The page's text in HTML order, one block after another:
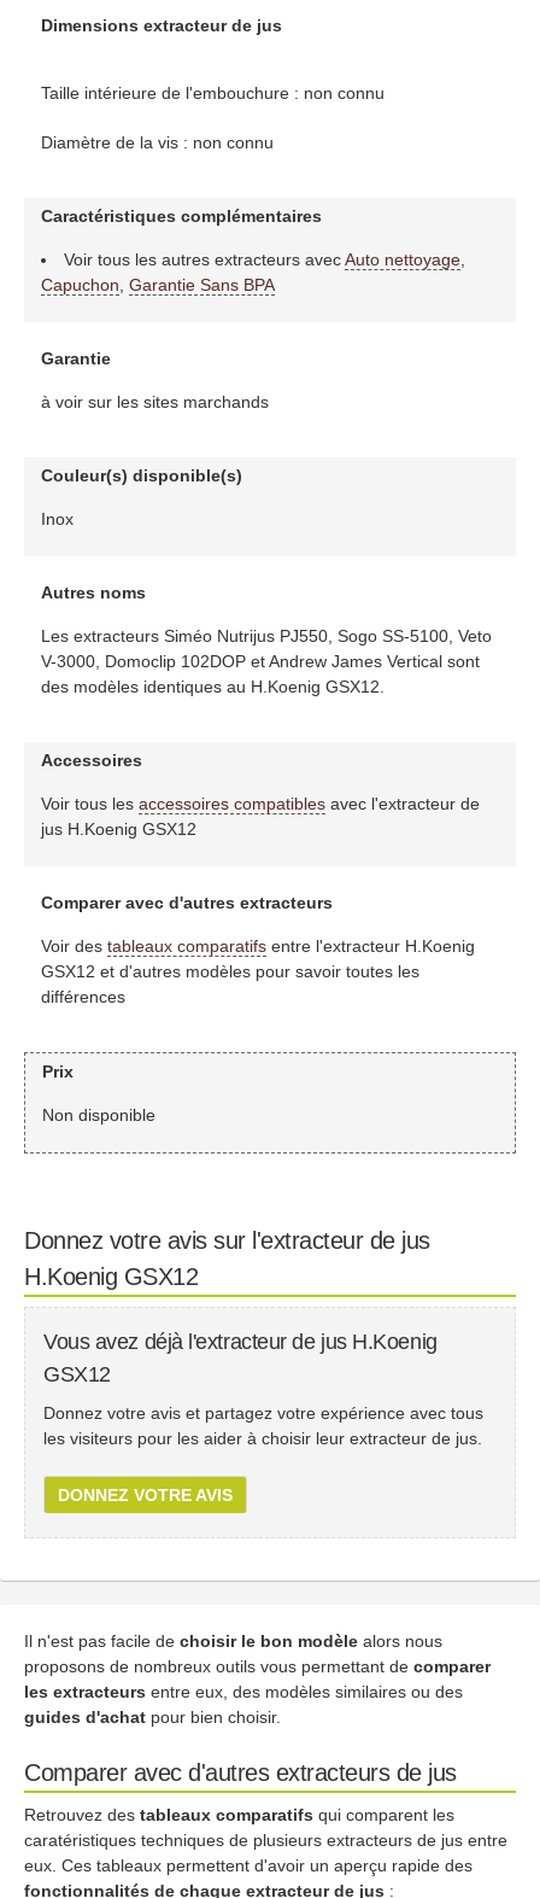
Dimensions extracteur de jus
Taille intérieure de l'embouchure : non connu
Diamètre de la vis : non connu
Caractéristiques complémentaires
Voir tous les autres extracteurs avecAuto nettoyage,
Capuchon Garantie Sans BPA
Garantie
à voir sur les sites marchands
Couleur(s) disponible(s)
Inox
Autres noms
Les extracteurs Siméo Nutrijus PJ550, Sogo SS-5100, Veto
V-3000, Domoclip 102DOP et Andrew James Vertical sont
des modèles identiques au H.Koenig GSX12.
Accessoires
Voir tous les accessoires compatiblesavec l'extracteur de
jus H.Koenig GSX12
Comparer avec d'autres extracteurs
Voir des tableaux comparatifsentre l'extracteur H.Koenig
GSX12 et d'autres modèles pour savoir toutes les
différences
Prix
Non disponible
Donnez votre avis sur l'extracteur de jus
H.Koenig GSX12
Vous avez déjà l'extracteur de jus H.Koenig
GSX12
Donnez votre avis et partagez votre expérience avec tous
les visiteurs pour les aider à choisir leur extracteur de jus.
DONNEZ VOTRE AVIS
Il n'est pas facile de choisir le bon modèle alors nous
proposons de nombreux outils vous permettant de comparer
les extracteurs entre eux, des modèles similaires ou des
guides d'achat pour bien choisir.
Comparer avec d'autres extracteurs de jus
Retrouvez des tableaux comparatifs qui comparent les
caratéristiques techniques de plusieurs extracteurs de jus entre
eux. Ces tableaux permettent d'avoir un aperçu rapide des
fonctionnalités de chaque extracteur de jus :